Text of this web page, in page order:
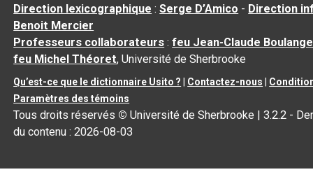
Direction lexicographique :Serge D’Amico - Direction
Benoit Mercier
Professeurs collaborateurs :feu Jean-Claude
feu Michel Théoret, Université de Sherbrooke
Qu’est-ce que le dictionnaire Usito ? Contactez-nous
Paramètres des témoins
Tous droits réservés © Université de Sherbrooke |3.2.2 -
du contenu :2026-08-03